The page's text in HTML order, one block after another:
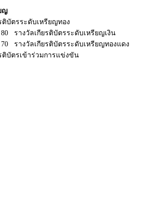
ญ
ติบัตรระดับเหรียญทอง
รางวัลเกียรติบัตรระดับเหรียญเงิน
รางวัลเกียรติบัตรระดับเหรียญทองแดง
ติบัตรเข้าร่วมการแข่งขัน